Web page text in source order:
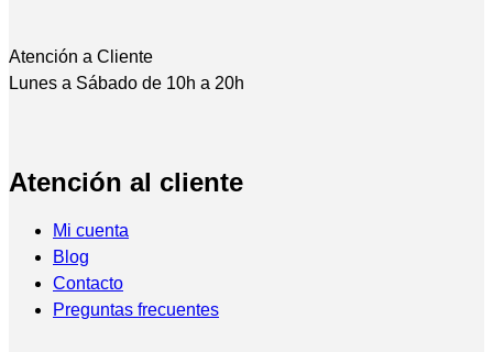
Atención a Cliente
Lunes a Sábado de 10h a 20h
Atención al cliente
Mi cuenta
Blog
Contacto
Preguntas frecuentes